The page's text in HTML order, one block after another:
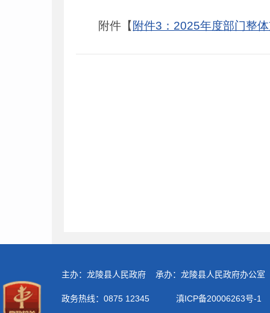
附件【 附件3：2025年度部门整